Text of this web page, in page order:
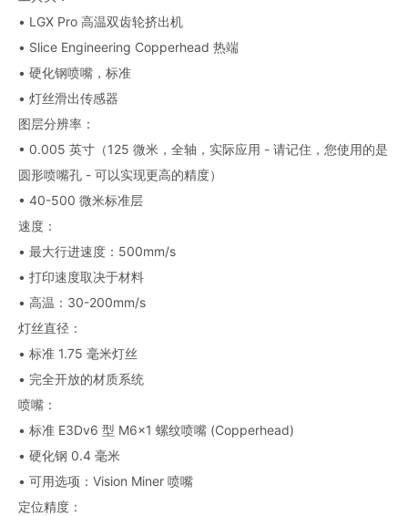
• LGX Pro 高温双齿轮挤出机
• Slice Engineering Copperhead 热端
• 硬化钢喷嘴，标准
• 灯丝滑出传感器
图层分辨率：
• 0.005 英寸（125 微米，全轴，实际应用 - 请记住，您使用的是
圆形喷嘴孔 - 可以实现更高的精度）
• 40-500 微米标准层
速度：
• 最大行进速度：500mm/s
• 打印速度取决于材料
• 高温：30-200mm/s
灯丝直径：
• 标准 1.75 毫米灯丝
• 完全开放的材质系统
喷嘴：
• 标准 E3Dv6 型 M6x1 螺纹喷嘴 (Copperhead)
• 硬化钢 0.4 毫米
• 可用选项：Vision Miner 喷嘴
定位精度：